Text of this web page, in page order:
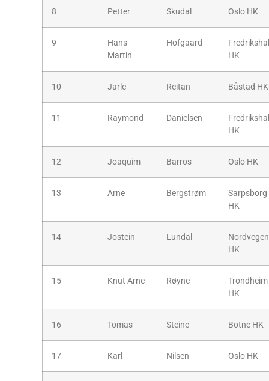
8 Petter Skudal Oslo HK
9
Hans
Martin
Hofgaard
HK
10 Jarle Reitan Båstad HK
11 Raymond Danielsen
HK
12 Joaquim Barros Oslo HK
13 Arne Bergstrøm
Sarpsborg
HK
14 Jostein Lundal
Nordvegen
HK
15 Knut Arne Røyne
Trondheim
HK
16 Tomas Steine Botne HK
17 Karl Nilsen Oslo HK